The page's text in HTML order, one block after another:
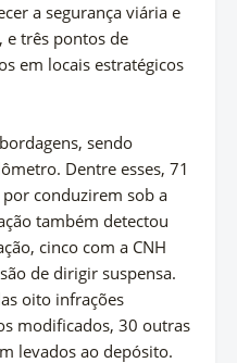
a segurança viária e
e três pontos de
em locais estratégicos
sendo
Dentre esses, 71
conduzirem sob a
também detectou
cinco com a CNH
de dirigir suspensa.
oito infrações
modificados, 30 outras
levados ao depósito.